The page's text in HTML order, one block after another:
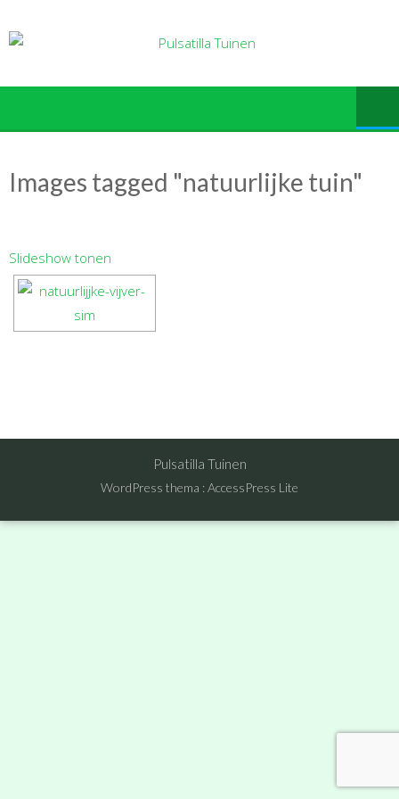
naar
inhoud
Images tagged "natuurlijke tuin"
Slideshow tonen
Pulsatilla Tuinen
WordPress thema :AccessPress Lite